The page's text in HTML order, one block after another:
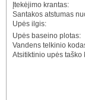
Įtekėjimo krantas:
Santakos atstumas
Upės ilgis:
Upės baseino plotas:
Vandens telkinio
Atsitiktinio upės taško